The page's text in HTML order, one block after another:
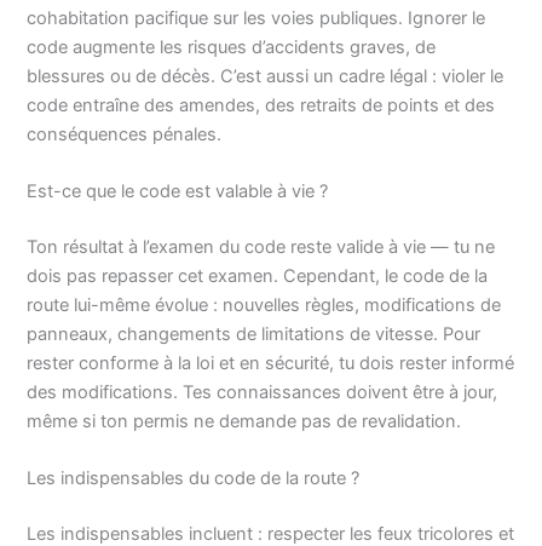
cohabitation pacifique sur les voies publiques. Ignorer le
code augmente les risques d’accidents graves, de
blessures ou de décès. C’est aussi un cadre légal : violer le
code entraîne des amendes, des retraits de points et des
conséquences pénales.
Est-ce que le code est valable à vie ?
Ton résultat à l’examen du code reste valide à vie — tu ne
dois pas repasser cet examen. Cependant, le code de la
route lui-même évolue : nouvelles règles, modifications de
panneaux, changements de limitations de vitesse. Pour
rester conforme à la loi et en sécurité, tu dois rester informé
des modifications. Tes connaissances doivent être à jour,
même si ton permis ne demande pas de revalidation.
Les indispensables du code de la route ?
Les indispensables incluent : respecter les feux tricolores et